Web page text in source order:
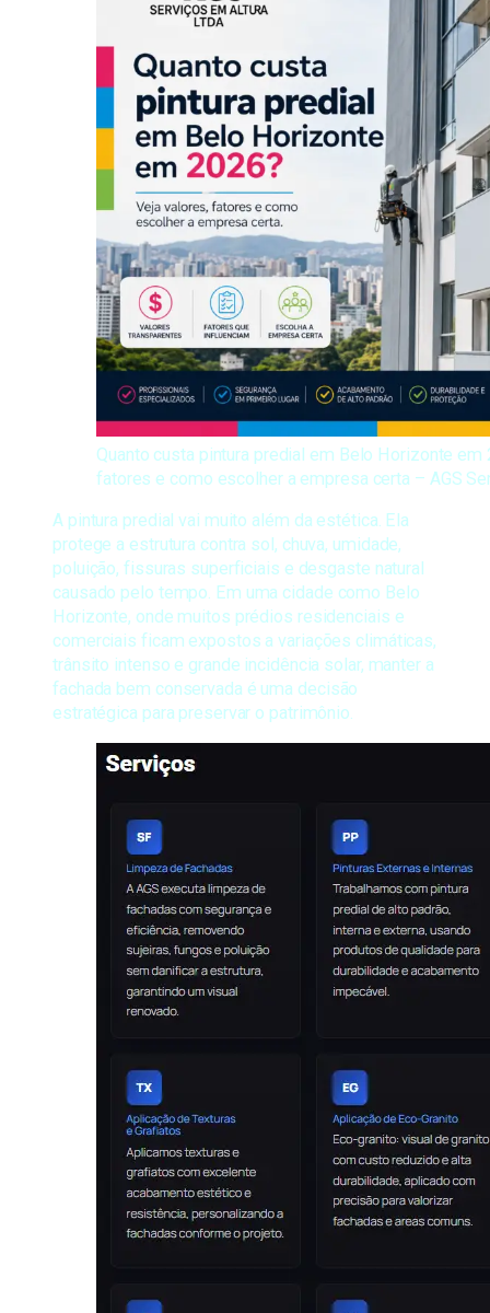
Quanto custa pintura predial em Belo Horizonte em
fatores e como escolher a empresa certa – AGS
A pintura predial vai muito além da estética. Ela
protege a estrutura contra sol, chuva, umidade,
poluição, fissuras superficiais e desgaste natural
causado pelo tempo. Em uma cidade como Belo
Horizonte, onde muitos prédios residenciais e
comerciais ficam expostos a variações climáticas,
trânsito intenso e grande incidência solar, manter a
fachada bem conservada é uma decisão
estratégica para preservar o patrimônio.